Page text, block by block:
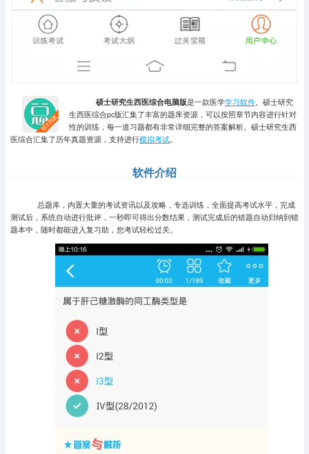
硕士研究生西医综合电脑版是一款医学学习软件 。硕士研究
生西医综合pc版汇集了丰富的题库资源，可以按照章节内容进行针对
性的训练，每一道习题都有非常详细完整的答案解析。硕士研究生西
医综合汇集了历年真题资源，支持进行模拟考试
软件介绍
总题库，内置大量的考试资讯以及攻略，专选训练，全面提高考试水平，完成
测试后，系统自动进行批评，一秒即可得出分数结果，测试完成后的错题自动归纳到错
题本中，随时都能进入复习助，您考试轻松过关。